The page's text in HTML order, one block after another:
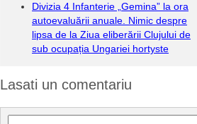
Divizia 4 Infanterie „Gemina” la ora
autoevaluării anuale. Nimic despre
lipsa de la Ziua eliberării Clujului de
sub ocupația Ungariei hortyste
Lasati un comentariu